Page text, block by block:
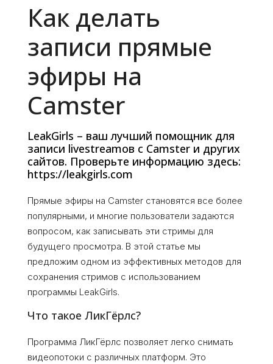
Как делать
записи прямые
эфиры на
Camster
LeakGirls – ваш лучший помощник для
записи livestreamов с Camster и других
сайтов. Проверьте информацию здесь:
https://leakgirls.com
Прямые эфиры на Camster становятся все более
популярными, и многие пользователи задаются
вопросом, как записывать эти стримы для
будущего просмотра. В этой статье мы
предложим одном из эффективных методов для
сохранения стримов с использованием
программы LeakGirls.
Что такое ЛикГёрлс?
Программа ЛикГёрлс позволяет легко снимать
видеопотоки с различных платформ. Это